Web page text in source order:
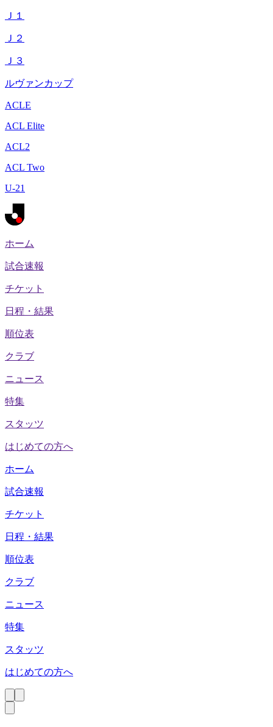
Ｊ１
Ｊ２
Ｊ３
ルヴァンカップ
ACLE
ACL Elite
ACL2
ACL Two
U-21
ホーム
試合速報
チケット
日程・結果
順位表
クラブ
ニュース
特集
スタッツ
はじめての方へ
ホーム
試合速報
チケット
日程・結果
順位表
クラブ
ニュース
特集
スタッツ
はじめての方へ